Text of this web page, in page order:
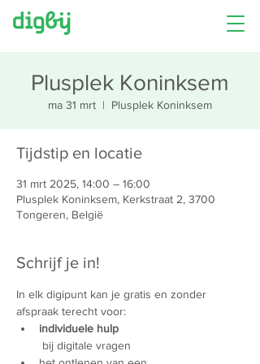
Plusplek Koninksem
ma 31 mrt
  |
Plusplek Koninksem
Tijdstip en locatie
31 mrt 2025, 14:00 – 16:00
Plusplek Koninksem, Kerkstraat 2, 3700
Tongeren, België
Schrijf je in!
In elk digipunt kan je gratis en zonder
afspraak terecht voor:
individuele hulp
bij digitale vragen